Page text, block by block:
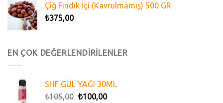
Çiğ Fındık İçi (Kavrulmamış) 500 GR
₺375,00
EN ÇOK DEĞERLENDİRİLENLER
SHF GÜL YAĞI 30ML
₺105,00 ₺100,00